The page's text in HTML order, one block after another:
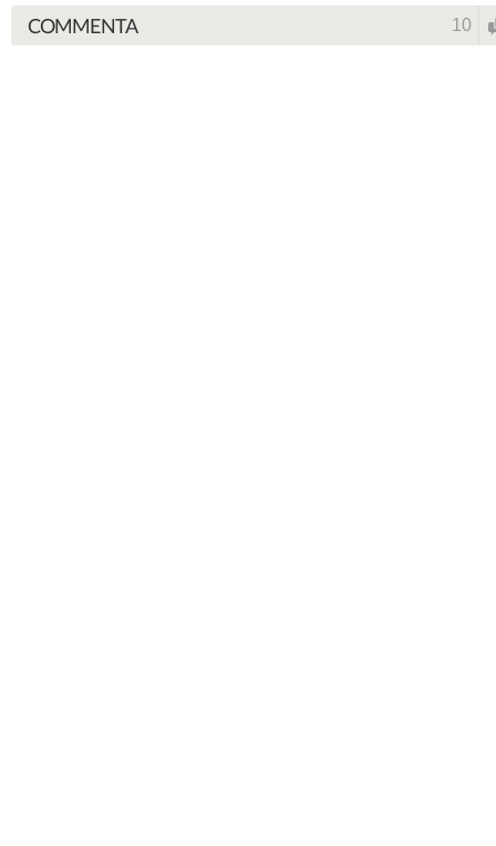
COMMENTA 10